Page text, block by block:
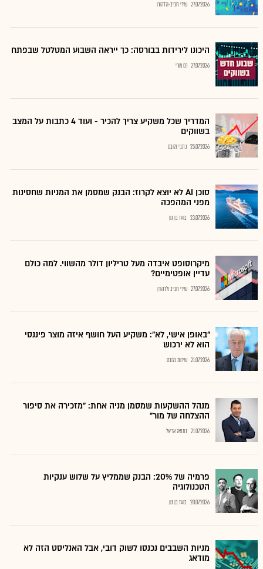
27.07.2026 שירי חביב-ולדהורן
היכונו לירידות בבורסה: כך ייראה השבוע המטלטל שבפתח
27.07.2026 רם מורי
המדריך שכל משקיע צריך להכיר - ועוד 4 כתבות על המצב
בשווקים
25.07.2026 כתבי גלובס
סוכן AI לא יוצא לקרוז: הבנק שמסמן את המניות שחסינות
מפני המהפכה
23.07.2026 בועז בן נון
מיקרוסופט איבדה מעל טריליון דולר מהשווי. למה כולם
עדיין אופטימיים?
27.07.2026 שירי חביב ולדהורן
"באופן אישי, לא": משקיע העל חושף איזה מוצר פיננסי
הוא לא ירכוש
21.07.2026 שירות גלובס
מנהל ההשקעות שמסמן מניה אחת: "מזכירה את סיפור
ההצלחה של מור"
21.07.2026 נתנאל אריאל
פרמיה של 20%: הבנק שממליץ על שלוש ענקיות
הטכנולוגיה
20.07.2026 בועז בן נון
מניות השבבים נכנסו לשוק דובי, אבל האנליסט הזה לא
מודאג